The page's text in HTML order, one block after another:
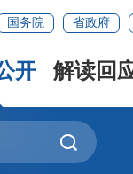
国务院 省政府
开 解读回